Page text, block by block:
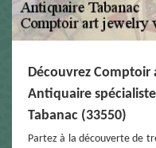
Découvrez
Antiquaire
Tabanac (33550)
Partez à la découverte de